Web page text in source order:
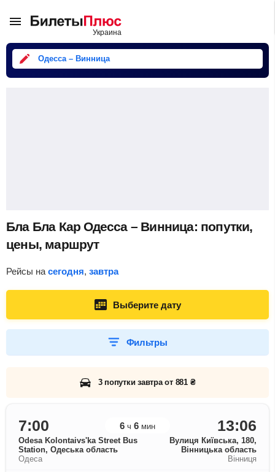
Одесса – Винница
Бла Бла Кар Одесса – Винница: попутки,
цены, маршрут
Рейсы на сегодня, завтра
Выберите дату
Фильтры
3 попутки завтра от 881 ₴
7:00 6 ч 6 мин 13:06
Odesa Kolontaivs'ka Street Bus
Station, Одеська область
Вулиця Київська, 180,
Вінницька область
Одеса
Вінниця